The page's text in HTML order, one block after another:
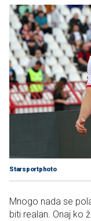
Starsportphoto
Mnogo nada se
biti realan. Onaj ko